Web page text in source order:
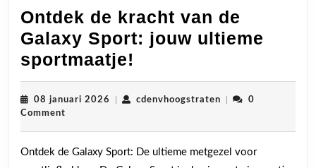
Ontdek de kracht van de
Galaxy Sport: jouw ultieme
sportmaatje!
de
kracht
de
08 januari 2026 cdenvhoogstratencdenvhoogstraten
0
Comment
Ontdek de Galaxy Sport: De ultieme metgezel voor